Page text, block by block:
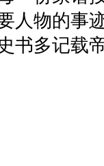
人物的事
书多记